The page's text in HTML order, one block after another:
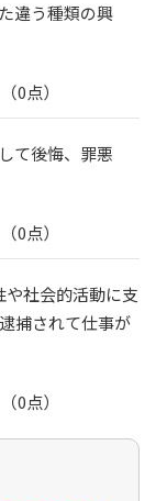
違う種類の興
（0点）
て後悔、罪悪
（0点）
や社会的活動に支
捕されて仕事が
（0点）